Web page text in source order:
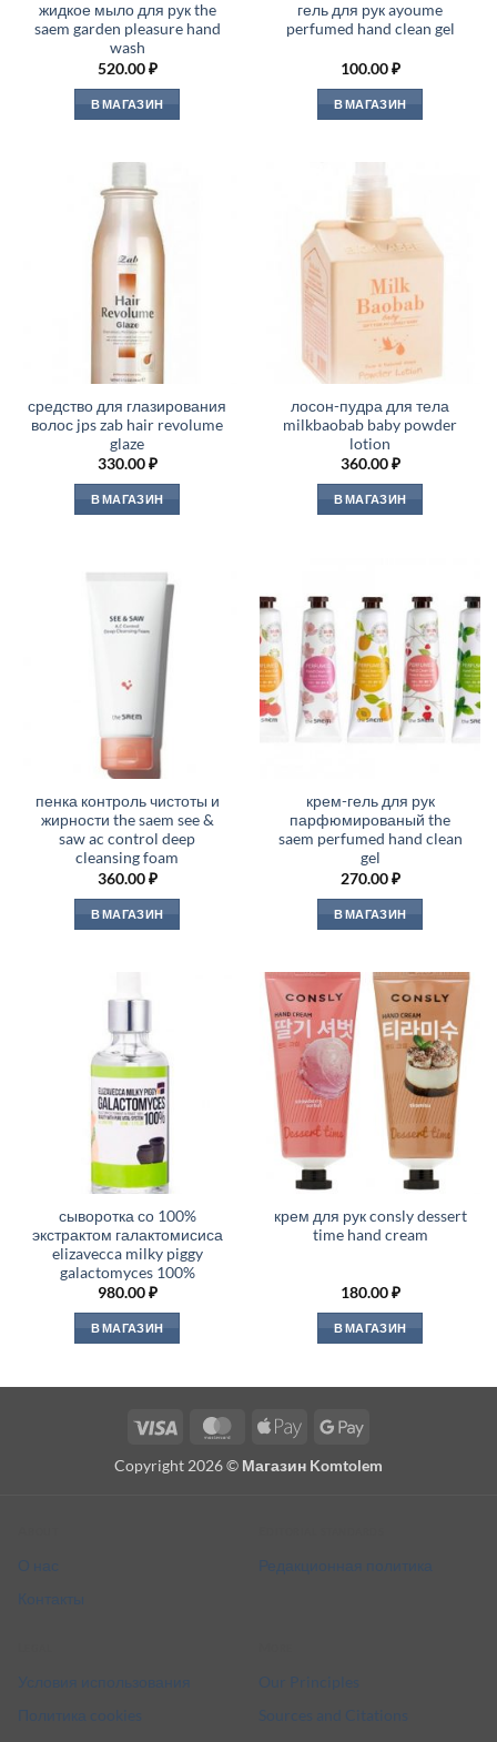
жидкое мыло для рук the
saem garden pleasure hand
wash
520.00₽
В МАГАЗИН
гель для рук ayoume
perfumed hand clean gel
100.00₽
В МАГАЗИН
средство для глазирования
волос jps zab hair revolume
glaze
330.00₽
В МАГАЗИН
лосон-пудра для тела
milkbaobab baby powder
lotion
360.00₽
В МАГАЗИН
пенка контроль чистоты и
жирности the saem see &
saw ac control deep
cleansing foam
360.00₽
В МАГАЗИН
крем-гель для рук
парфюмированый the
saem perfumed hand clean
gel
270.00₽
В МАГАЗИН
сыворотка со 100%
экстрактом галактомисиса
elizavecca milky piggy
galactomyces 100%
980.00₽
В МАГАЗИН
крем для рук consly dessert
time hand cream
180.00₽
В МАГАЗИН
Visa MasterCardApple
Google
Copyright 2026 © Магазин Komtolem
О нас
Контакты
Редакционная политика
Условия использования
Политика cookies
Our Principles
Sources and Citations